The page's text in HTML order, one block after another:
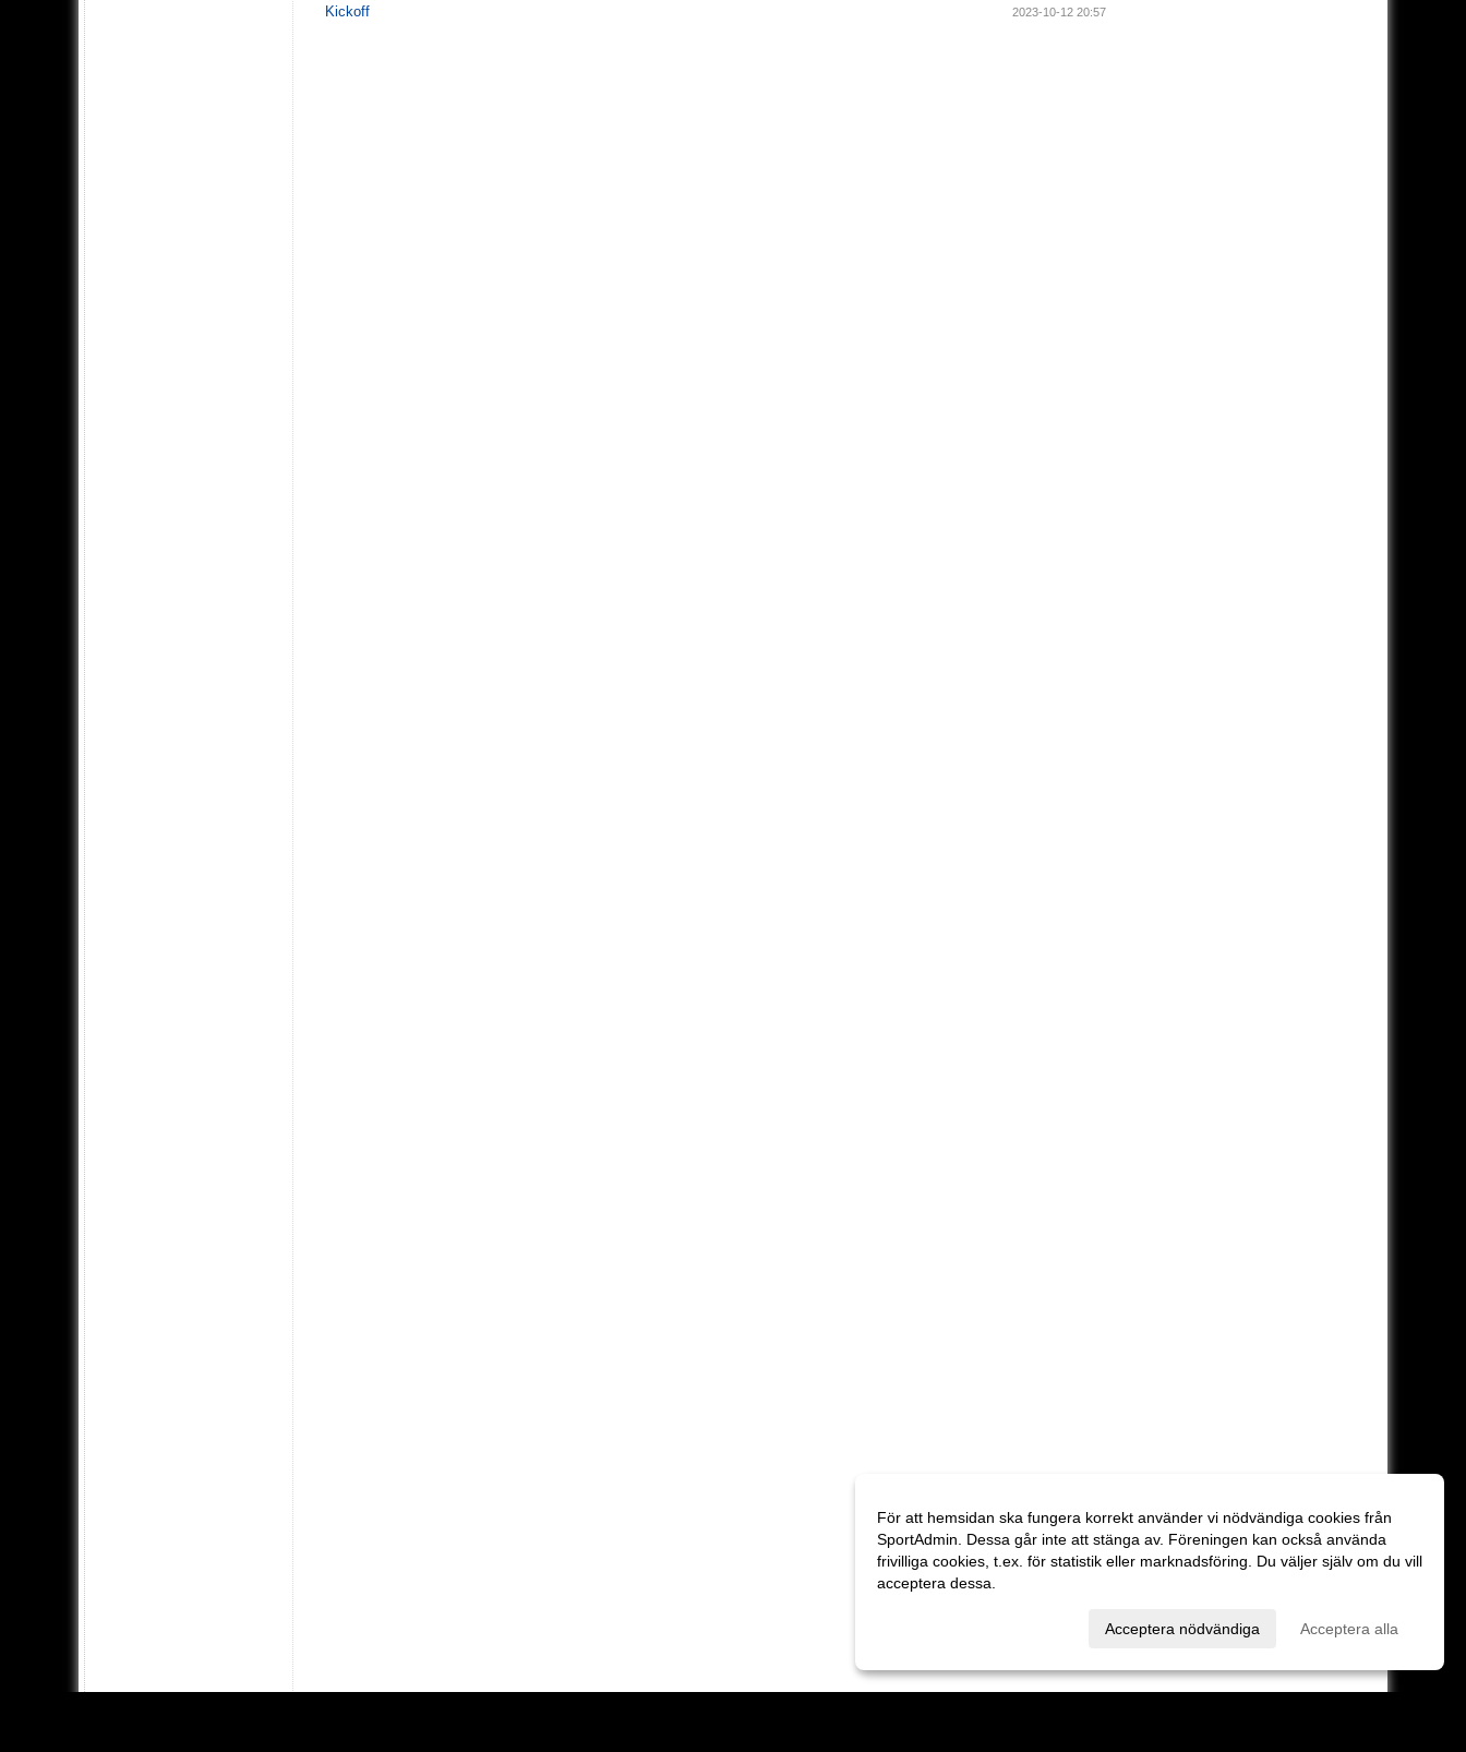
Kickoff 2023-10-12 20:57
För att hemsidan ska fungera korrekt använder vi nödvändiga cookies från
SportAdmin. Dessa går inte att stänga av. Föreningen kan också använda
frivilliga cookies, t.ex. för statistik eller marknadsföring. Du väljer själv om du vill
acceptera dessa.
Acceptera nödvändiga Acceptera alla